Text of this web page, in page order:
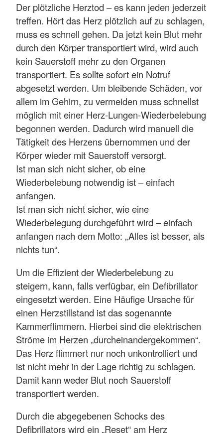
Der plötzliche Herztod – es kann jeden jederzeit
treffen. Hört das Herz plötzlich auf zu schlagen,
muss es schnell gehen. Da jetzt kein Blut mehr
durch den Körper transportiert wird, wird auch
kein Sauerstoff mehr zu den Organen
transportiert. Es sollte sofort ein Notruf
abgesetzt werden. Um bleibende Schäden, vor
allem im Gehirn, zu vermeiden muss schnellst
möglich mit einer Herz-Lungen-Wiederbelebung
begonnen werden. Dadurch wird manuell die
Tätigkeit des Herzens übernommen und der
Körper wieder mit Sauerstoff versorgt.
Ist man sich nicht sicher, ob eine
Wiederbelebung notwendig ist – einfach
anfangen.
Ist man sich nicht sicher, wie eine
Wiederbelegung durchgeführt wird – einfach
anfangen nach dem Motto: „Alles ist besser, als
nichts tun“.
Um die Effizient der Wiederbelebung zu
steigern, kann, falls verfügbar, ein Defibrillator
eingesetzt werden. Eine Häufige Ursache für
einen Herzstillstand ist das sogenannte
Kammerflimmern. Hierbei sind die elektrischen
Ströme im Herzen „durcheinandergekommen“.
Das Herz flimmert nur noch unkontrolliert und
ist nicht mehr in der Lage richtig zu schlagen.
Damit kann weder Blut noch Sauerstoff
transportiert werden.
Durch die abgegebenen Schocks des
Defibrillators wird ein „Reset“ am Herz